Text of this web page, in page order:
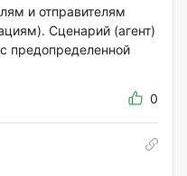
и отправителям
Сценарий (агент)
предопределенной
0